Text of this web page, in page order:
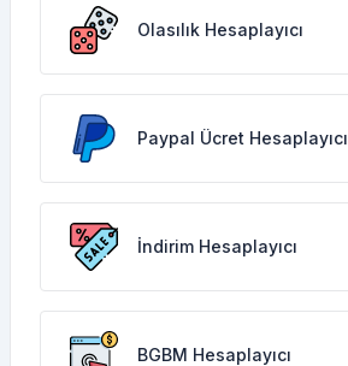
Olasılık Hesaplayıcı
Paypal Ücret Hesaplayıcı
İndirim Hesaplayıcı
BGBM Hesaplayıcı